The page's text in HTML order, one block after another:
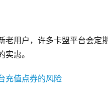
老用户，许多卡盟平台会定
惠。